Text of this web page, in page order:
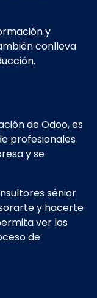
y
conlleva
de Odoo, es
profesionales
y se
sénior
y hacerte
ver los
de